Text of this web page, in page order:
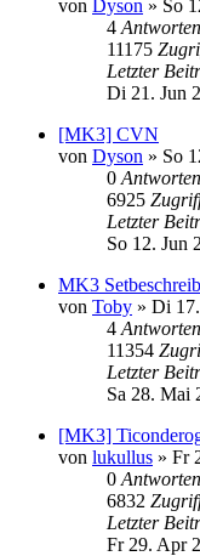
von Dyson » So
4 Antworten
11175
Letzter
Di 21. Jun
[MK3] CVN
von Dyson » So
0 Antworten
6925
Letzter
So 12. Jun
MK3
von Toby » Di
4 Antworten
11354
Letzter
Sa 28. Mai
[MK3]
von lukullus » Fr
0 Antworten
6832
Letzter
Fr 29. Apr